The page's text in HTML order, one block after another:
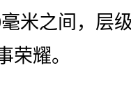
米之间，层
荣耀。